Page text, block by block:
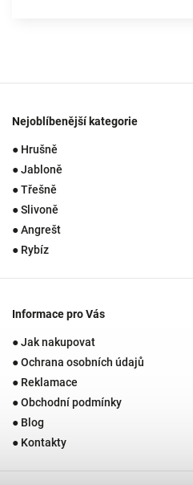
Nejoblíbenější kategorie
● Hrušně
● Jabloně
● Třešně
● Slivoně
● Angrešt
● Rybíz
Informace pro Vás
● Jak nakupovat
● Ochrana osobních údajů
● Reklamace
● Obchodní podmínky
● Blog
● Kontakty